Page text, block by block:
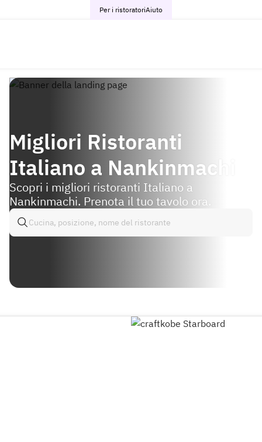
Per i ristoratoriAiuto
Migliori Ristoranti
Italiano a Nankinmachi
Scopri i migliori ristoranti Italiano a
Nankinmachi. Prenota il tuo tavolo ora.